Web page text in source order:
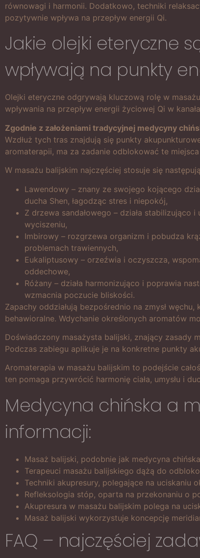
równowagi i harmonii. Dodatkowo, techniki
pozytywnie wpływa na przepływ energii Qi.
Jakie olejki eteryczne
wpływają na punkty
Olejki eteryczne odgrywają kluczową rolę w
wpływania na przepływ energii życiowej Qi w
Zgodnie z założeniami tradycyjnej medycyny
Wzdłuż tych tras znajdują się punkty
aromaterapii, ma za zadanie odblokować te
W masażu balijskim najczęściej stosuje się
Lawendowy – znany ze swojego kojącego
ducha Shen, łagodząc stres i niepokój,
Z drzewa sandałowego – działa
wyciszeniu,
Imbirowy – rozgrzewa organizm i pobudza
problemach trawiennych,
Eukaliptusowy – orzeźwia i oczyszcza,
oddechowe,
Różany – działa harmonizująco i poprawia
wzmacnia poczucie bliskości.
Zapachy oddziałują bezpośrednio na zmysł
behawioralne. Wdychanie określonych aromatów
Doświadczony masażysta balijski, znający zasady
Podczas zabiegu aplikuje je na konkretne punkty
Aromaterapia w masażu balijskim to podejście
ten pomaga przywrócić harmonię ciała, umysłu i
Medycyna chińska a
informacji:
Masaż balijski, podobnie jak medycyna
Terapeuci masażu balijskiego dążą do
Techniki akupresury, polegające na uciskaniu
Refleksologia stóp, oparta na przekonaniu o
Akupresura w masażu balijskim polega na
Masaż balijski wykorzystuje koncepcję
FAQ – najczęściej